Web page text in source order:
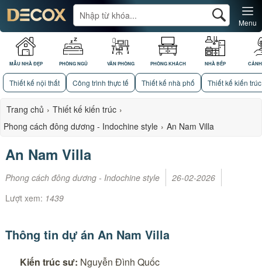
MẪU NHÀ ĐẸP PHÒNG NGỦ VĂN PHÒNG PHÒNG KHÁCH NHÀ BẾP
Menu
Thiết kế nội thất Công trình thực tế Thiết kế nhà phố Thiết kế kiến trúc
Trang chủ › Thiết kế kiến trúc ›
Phong cách đông dương - Indochine style › An Nam Villa
An Nam Villa
Phong cách đông dương - Indochine style
26-02-2026
Lượt xem: 1439
Thông tin dự án An Nam Villa
Kiến trúc sư: Nguyễn Đình Quốc